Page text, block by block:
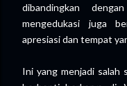
dibandingkan
mengedukasi juga
apresiasi dan tempat
Ini yang menjadi salah